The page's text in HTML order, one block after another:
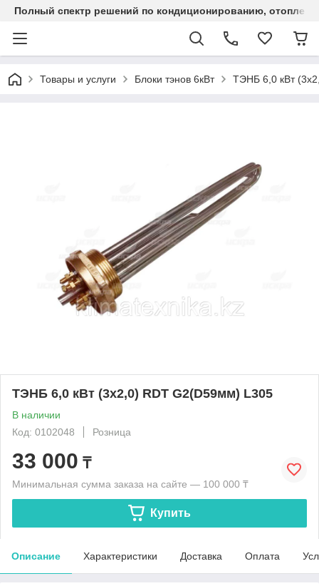
Полный спектр решений по кондиционированию,
Товары и услуги Блоки тэнов 6кВт ТЭНБ 6,0 кВт
ТЭНБ 6,0 кВт (3х2,0) RDT G2(D59мм) L305
В наличии
Код: 0102048
Розница
33 000 ₸
Минимальная сумма заказа на сайте — 100 000 ₸
Купить
Описание Характеристики Доставка Оплата